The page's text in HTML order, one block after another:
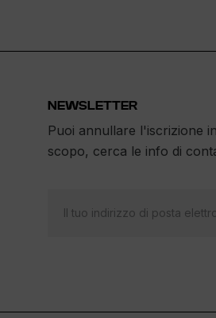
NEWSLETTER
Puoi annullare l'iscrizione
scopo, cerca le info di